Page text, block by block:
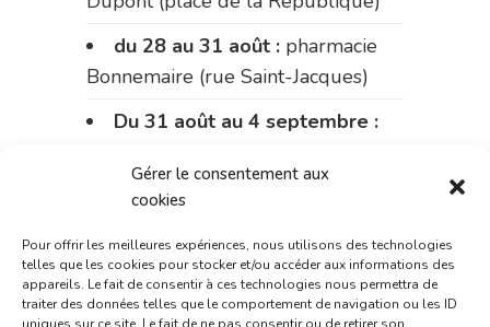
Gérer le consentement aux
cookies
Pour offrir les meilleures expériences, nous utilisons des technologies
telles que les cookies pour stocker et/ou accéder aux informations des
appareils. Le fait de consentir à ces technologies nous permettra de
traiter des données telles que le comportement de navigation ou les ID
du 28 au 31 août : pharmacie
Bonnemaire (rue Saint-Jacques)
Du 31 août au 4 septembre :
Fouillade)
pharmacie Carnus (rue Marcellin-
Fabre)